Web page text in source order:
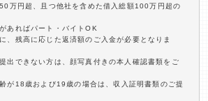
万円超、且つ他社を含めた借入総額100万円超の
あればパート・バイトOK
、残高に応じた返済額のご入金が必要となりま
出できない方は、顔写真付きの本人確認書類をご
が18歳および19歳の場合は、収入証明書類のご提